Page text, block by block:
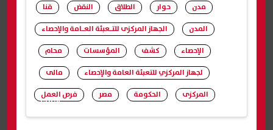
شارك
مدن
حوار الطلاق النقض
قنا
المدن
الجهاز المركزى للتـعبئة العـامة والإحصاء
الإحصاء
كشف المؤسسات
محام
لجهاز المركزي للتعبئة العامة والإحصاء
مالى
المركزى
الحكومة مصر فرص العمل